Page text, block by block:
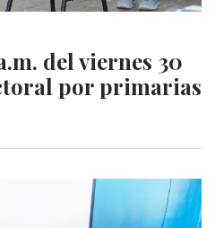
del viernes 30
por primarias